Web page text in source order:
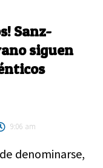
Sanz-
siguen
9:06 am
denominarse,